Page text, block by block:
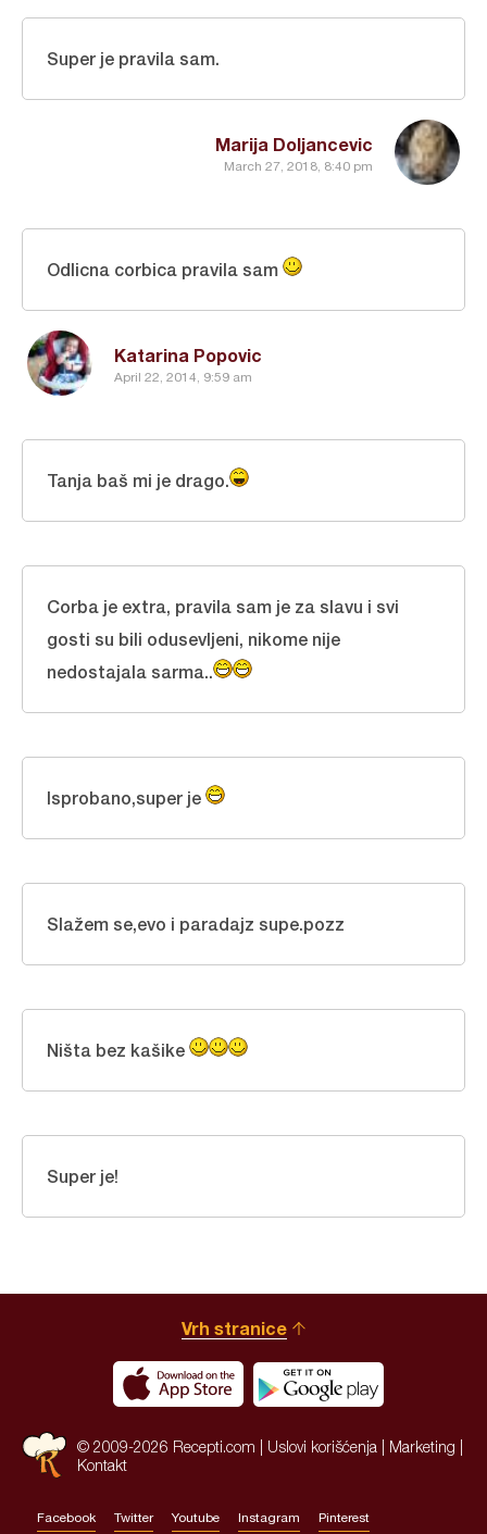
Marija Doljancevic
March 27, 2018, 8:40 pm
Super je pravila sam.
Katarina Popovic
April 22, 2014, 9:59 am
Odlicna corbica pravila sam
Tanja baš mi je drago.
Corba je extra, pravila sam je za slavu i svi
gosti su bili odusevljeni, nikome nije
nedostajala sarma..
Isprobano,super je
Slažem se,evo i paradajz supe.pozz
Ništa bez kašike
Super je!
Vrh stranice
© 2009-2026 Recepti.com | Uslovi korišćenja Marketing
Kontakt
Facebook Twitter Youtube Instagram Pinterest